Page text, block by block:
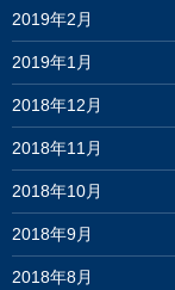
2019年2月
2019年1月
2018年12月
2018年11月
2018年10月
2018年9月
2018年8月